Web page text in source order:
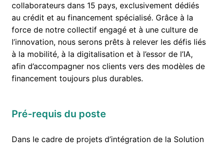
collaborateurs dans 15 pays, exclusivement dédiés
au crédit et au financement spécialisé. Grâce à la
force de notre collectif engagé et à une culture de
l’innovation, nous serons prêts à relever les défis liés
à la mobilité, à la digitalisation et à l’essor de l’IA,
afin d’accompagner nos clients vers des modèles de
financement toujours plus durables.
Pré-requis du poste
Dans le cadre de projets d’intégration de la Solution